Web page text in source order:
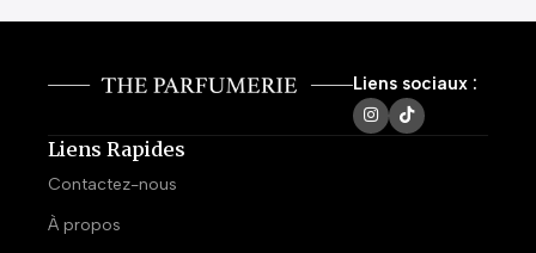
Liens sociaux :
Liens Rapides
Contactez-nous
À propos